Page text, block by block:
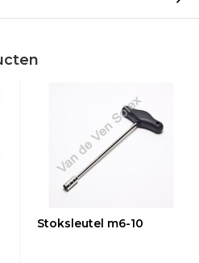
Stoksleutel m6-10